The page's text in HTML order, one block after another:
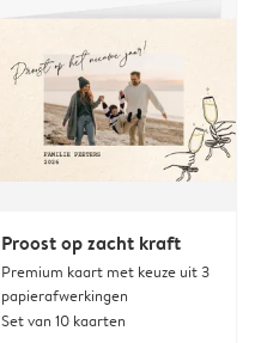
Proost op zacht kraft
Premium kaart met keuze uit 3
papierafwerkingen
Set van 10 kaarten